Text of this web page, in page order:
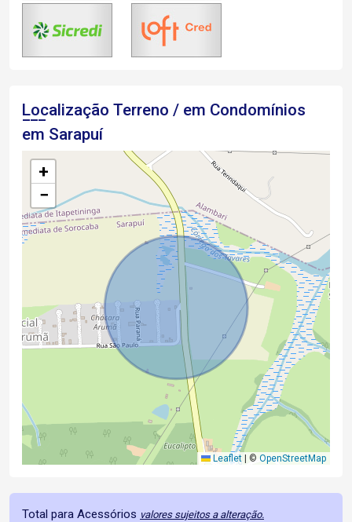
Localização Terreno / em Condomínios
em Sarapuí
+
−
Leaflet © OpenStreetMap
Total para Acessórios valores sujeitos a alteração.